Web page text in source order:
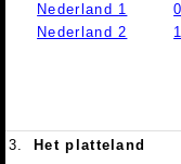
Nederland 1
Nederland 2
3.
Het platteland